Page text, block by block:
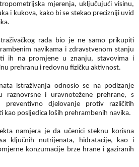
mjerenja, uključujući visinu,
i kukova, kako bi se stekao precizniji uvid
rada bio je ne samo prikupiti
navikama i zdravstvenom stanju
ih na promjene u znanju, stavovima i
prehranu i redovnu fizičku aktivnost.
istraživanja odnosio se na podizanje
raznovrsne i uravnotežene prehrane, s
preventivno djelovanje protiv različitih
kao posljedica loših prehrambenih navika.
namjera je da učenici steknu korisna
ključnih nutrijenata, hidratacije, kao i
konzumacije brze hrane i gaziranih